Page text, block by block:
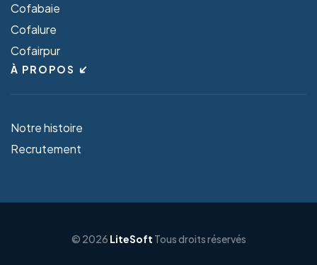
Cofabaie
Cofalure
Cofairpur
À PROPOS
Notre histoire
Recrutement
© 2026 LiteSoft Tous droits réservés